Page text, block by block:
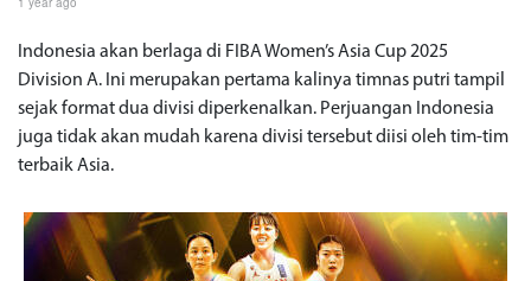
Indonesia akan berlaga di FIBA Women’s Asia Cup 2025
Division A. Ini merupakan pertama kalinya timnas putri tampil
sejak format dua divisi diperkenalkan. Perjuangan Indonesia
juga tidak akan mudah karena divisi tersebut diisi oleh tim-tim
terbaik Asia.